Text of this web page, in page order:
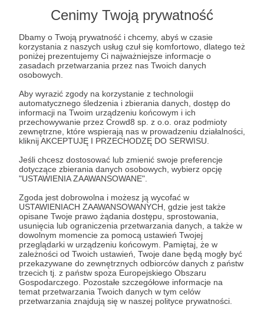
Cenimy Twoją prywatność
Dbamy o Twoją prywatność i chcemy, abyś w czasie
korzystania z naszych usług czuł się komfortowo, dlatego też
poniżej prezentujemy Ci najważniejsze informacje o
zasadach przetwarzania przez nas Twoich danych
osobowych.
Aby wyrazić zgody na korzystanie z technologii
automatycznego śledzenia i zbierania danych, dostęp do
informacji na Twoim urządzeniu końcowym i ich
przechowywanie przez Crowd8 sp. z o.o. oraz podmioty
zewnętrzne, które wspierają nas w prowadzeniu działalności,
kliknij AKCEPTUJĘ I PRZECHODZĘ DO SERWISU.
Jeśli chcesz dostosować lub zmienić swoje preferencje
dotyczące zbierania danych osobowych, wybierz opcję
"USTAWIENIA ZAAWANSOWANE".
Zgoda jest dobrowolna i możesz ją wycofać w
USTAWIENIACH ZAAWANSOWANYCH, gdzie jest także
opisane Twoje prawo żądania dostępu, sprostowania,
usunięcia lub ograniczenia przetwarzania danych, a także w
dowolnym momencie za pomocą ustawień Twojej
przeglądarki w urządzeniu końcowym. Pamiętaj, że w
zależności od Twoich ustawień, Twoje dane będą mogły być
przekazywane do zewnętrznych odbiorców danych z państw
trzecich tj. z państw spoza Europejskiego Obszaru
Gospodarczego. Pozostałe szczegółowe informacje na
temat przetwarzania Twoich danych w tym celów
przetwarzania znajdują się w naszej polityce prywatności.
Post dostępny tylko dla Patronów
Aby zobaczyć ten materiał musisz być zalogowany
Zostań Patronem
Zaloguj się
Udostępnij
Marcin Jaworski
Zobacz profil autora
Zobacz również